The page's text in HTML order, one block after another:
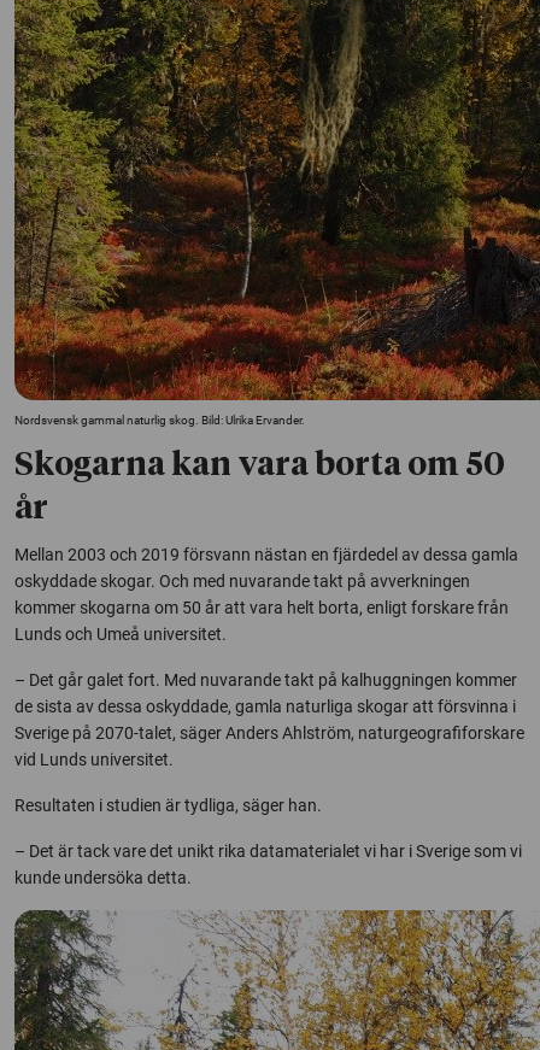
Nordsvensk gammal naturlig skog. Bild: Ulrika Ervander.
Skogarna kan vara borta om 50
år
Mellan 2003 och 2019 försvann nästan en fjärdedel av dessa gamla
oskyddade skogar. Och med nuvarande takt på avverkningen
kommer skogarna om 50 år att vara helt borta, enligt forskare från
Lunds och Umeå universitet.
– Det går galet fort. Med nuvarande takt på kalhuggningen kommer
de sista av dessa oskyddade, gamla naturliga skogar att försvinna i
Sverige på 2070-talet, säger Anders Ahlström, naturgeografiforskare
vid Lunds universitet.
Resultaten i studien är tydliga, säger han.
– Det är tack vare det unikt rika datamaterialet vi har i Sverige som vi
kunde undersöka detta.